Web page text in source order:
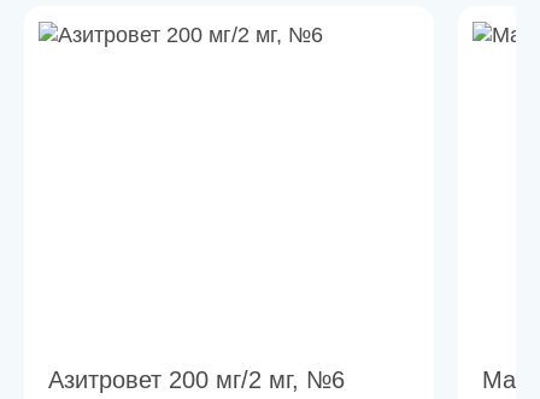
Азитровет 200 мг/2 мг, №6